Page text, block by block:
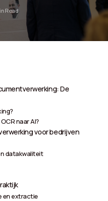
Read
De
naar AI?
voor bedrijven
datakwaliteit
en extractie